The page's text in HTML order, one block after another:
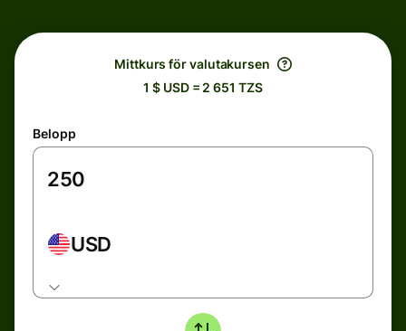
Mittkurs för valutakursen
1 $ USD = 2 651 TZS
Belopp
USD